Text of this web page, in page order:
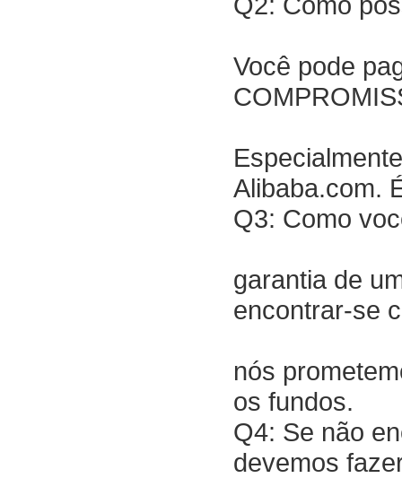
Você pode
Alibaba.com.
Q3: Como
garantia de
encontrar-se
nós
os fundos.
Q4: Se não
devemos